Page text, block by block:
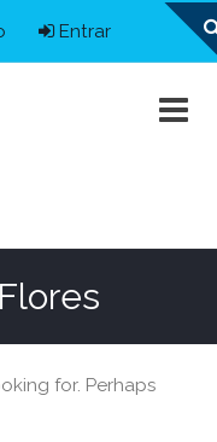
Entrar
for. Perhaps